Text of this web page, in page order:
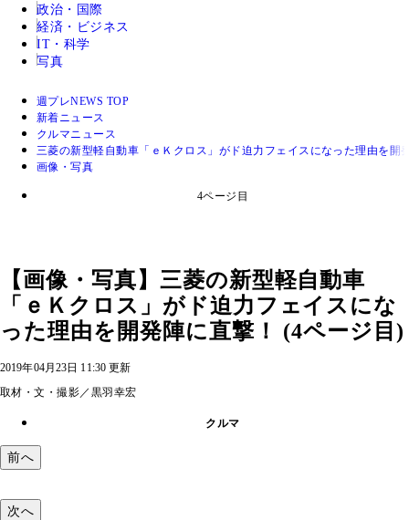
政治・国際
経済・ビジネス
IT・科学
写真
週プレNEWS TOP
新着ニュース
クルマニュース
三菱の新型軽自動車「ｅＫクロス」がド迫力フェイスになった理由を開
画像・写真
4ページ目
【画像・写真】三菱の新型軽自動車
「ｅＫクロス」がド迫力フェイスにな
った理由を開発陣に直撃！ (4ページ目)
2019年04月23日 11:30 更新
取材・文・撮影／黒羽幸宏
クルマ
前へ
次へ